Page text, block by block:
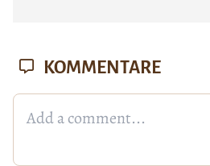
KOMMENTARE